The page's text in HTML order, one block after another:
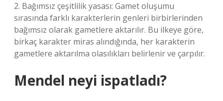
2. Bağımsız çeşitlilik yasası: Gamet oluşumu
sırasında farklı karakterlerin genleri birbirlerinden
bağımsız olarak gametlere aktarılır. Bu ilkeye göre,
birkaç karakter miras alındığında, her karakterin
gametlere aktarılma olasılıkları belirlenir ve çarpılır.
Mendel neyi ispatladı?